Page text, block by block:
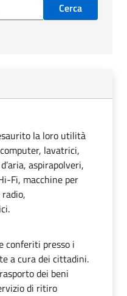
Cerca
la loro utilità
lavatrici,
aspirapolveri,
Fi, macchine per
conferiti presso i
a cura dei cittadini.
dei beni
di ritiro